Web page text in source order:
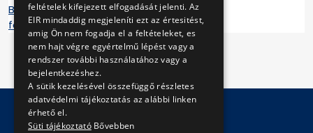
Bíró Endre megkeresése Tarlós István
főpolgármesterhez
feltételek kifejezett elfogadását jelenti. Az
EIR mindaddig megjeleníti ezt az értesitést,
amig Ön nem fogadja el a feltételeket, es
nem hajt végre egyértelmű lépést vagy a
rendszer további használatához vagy a
bejelentkezéshez.
A sütik kezelésével összefüggő részletes
adatvédelmi tájékoztatás az alábbi linken
érhető el.
Süti tájékoztató Bővebben